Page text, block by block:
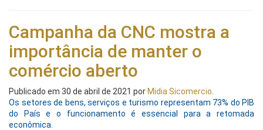
Campanha da CNC mostra a
importância de manter o
comércio aberto
Publicado em 30 de abril de 2021 por Midia Sicomercio
Os setores de bens, serviços e turismo representam 73% do PIB
do País e o funcionamento é essencial para a retomada
econômica.